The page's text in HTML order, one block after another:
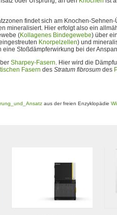
findet sich am Knochen-
mineralisiert. Hier erfolgt also ein
(Kollagenes Bindegewebe) über
Knorpelzellen) und
Stoßdämpferwirkung bei der
Sharpey-Fasern. Hier wird die
Fasern des Stratum fibrosum des
aus der freien Enzyklopädie